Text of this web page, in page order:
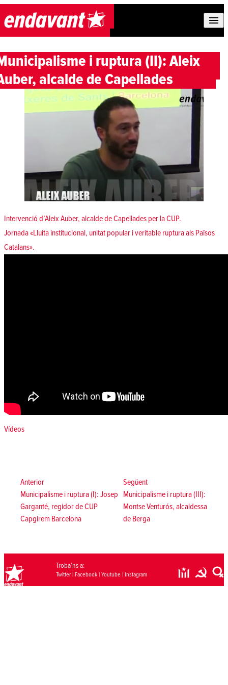
Skip to content
i ruptura (II): Aleix
alcalde de Capellades
Intervenció d’Aleix Auber, alcalde de Capellades per la CUP.
Jornada «Lluita institucional, unitat popular i veritable ruptura als Països
Catalans».
Posted in
Vídeos
d'entradesAnteriorAnterior:
Municipalisme i ruptura (I): Josep
Garganté, regidor de CUP
Capgirem Barcelona
SegüentSegüent:
Municipalisme i ruptura (III):
Montse Venturós, alcaldessa
de Berga
Troba’ns a:
Twitter| Facebook| Youtube| Instagram